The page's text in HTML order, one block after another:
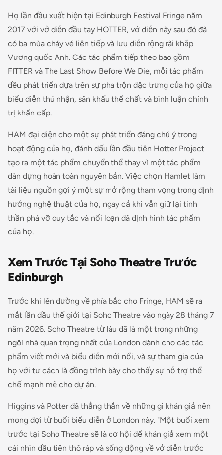
Họ lần đầu xuất hiện tại Edinburgh Festival Fringe năm
2017 với vở diễn đầu tay HOTTER, vở diễn này sau đó đã
có ba mùa cháy vé liên tiếp và lưu diễn rộng rãi khắp
Vương quốc Anh. Các tác phẩm tiếp theo bao gồm
FITTER và The Last Show Before We Die, mỗi tác phẩm
đều phát triển dựa trên sự pha trộn đặc trưng của họ giữa
biểu diễn thú nhận, sân khấu thể chất và bình luận chính
trị khẩn cấp.
HAM đại diện cho một sự phát triển đáng chú ý trong
hoạt động của họ, đánh dấu lần đầu tiên Hotter Project
tạo ra một tác phẩm chuyển thể thay vì một tác phẩm
dàn dựng hoàn toàn nguyên bản. Việc chọn Hamlet làm
tài liệu nguồn gợi ý một sự mở rộng tham vọng trong định
hướng nghệ thuật của họ, ngay cả khi vẫn giữ lại tinh
thần phá vỡ quy tắc và nổi loạn đã định hình tác phẩm
của họ.
Xem Trước Tại Soho Theatre Trước
Edinburgh
Trước khi lên đường về phía bắc cho Fringe, HAM sẽ ra
mắt lần đầu thế giới tại Soho Theatre vào ngày 28 tháng 7
năm 2026. Soho Theatre từ lâu đã là một trong những
ngôi nhà quan trọng nhất của London dành cho các tác
phẩm viết mới và biểu diễn mới nổi, và sự tham gia của
họ với tư cách là đồng trình bày cho thấy sự hỗ trợ thể
chế mạnh mẽ cho dự án.
Higgins và Potter đã thẳng thắn về những gì khán giả nên
mong đợi từ buổi biểu diễn ở London này. "Một buổi xem
trước tại Soho Theatre sẽ là cơ hội để khán giả xem một
cái nhìn đầu tiên thô ráp và sống động về vở diễn trước